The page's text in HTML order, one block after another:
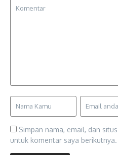
Simpan nama, email, dan
untuk komentar saya berikutnya.